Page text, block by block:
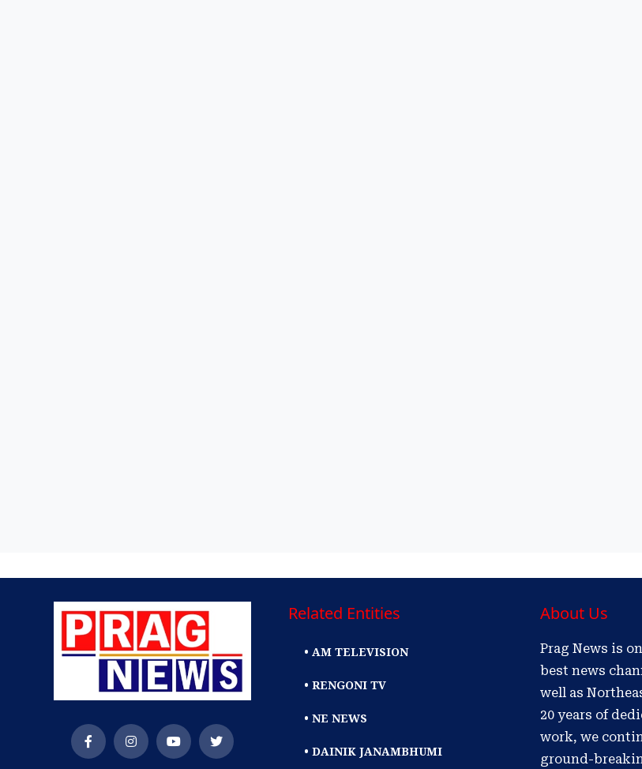
Related Entities
• AM TELEVISION
• RENGONI TV
• NE NEWS
• DAINIK JANAMBHUMI
About Us
Prag News is
best news
well as
20 years of
work, we
ground-